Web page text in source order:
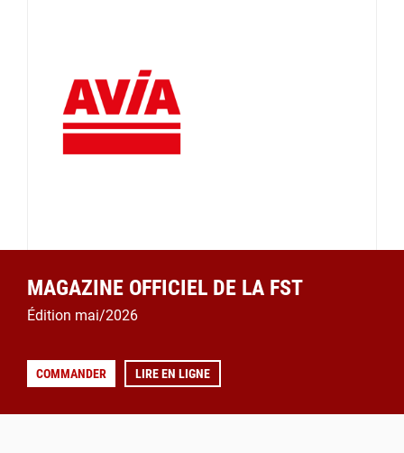
MAGAZINE OFFICIEL DE LA FST
Édition mai/2026
COMMANDER LIRE EN LIGNE